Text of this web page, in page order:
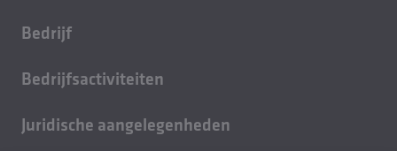
Bedrijf
Carrière
Duurzaamheid
Bedrijfsactiviteiten
Giettechniek
Juridische aangelegenheden